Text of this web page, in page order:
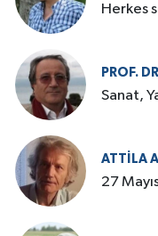
Herkes
PROF.
Sanat,
ATTILA
27